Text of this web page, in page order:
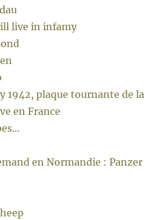
live in infamy
1942, plaque tournante de la
en France
en Normandie : Panzer